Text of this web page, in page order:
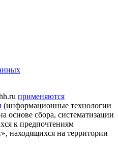
применяются
(информационные технологии
основе сбора, систематизации
к предпочтениям
находящихся на территории